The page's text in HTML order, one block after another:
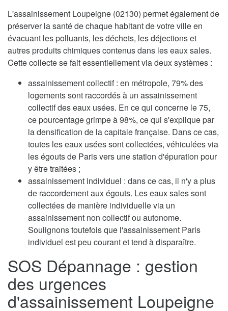
L'assainissement Loupeigne (02130) permet également de
préserver la santé de chaque habitant de votre ville en
évacuant les polluants, les déchets, les déjections et
autres produits chimiques contenus dans les eaux sales.
Cette collecte se fait essentiellement via deux systèmes :
assainissement collectif : en métropole, 79% des
logements sont raccordés à un assainissement
collectif des eaux usées. En ce qui concerne le 75,
ce pourcentage grimpe à 98%, ce qui s'explique par
la densification de la capitale française. Dans ce cas,
toutes les eaux usées sont collectées, véhiculées via
les égouts de Paris vers une station d'épuration pour
y être traitées ;
assainissement individuel : dans ce cas, il n'y a plus
de raccordement aux égouts. Les eaux sales sont
collectées de manière individuelle via un
assainissement non collectif ou autonome.
Soulignons toutefois que l'assainissement Paris
individuel est peu courant et tend à disparaître.
SOS Dépannage : gestion
des urgences
d'assainissement Loupeigne